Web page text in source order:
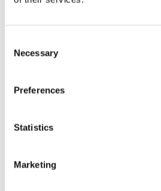
Selection
Necessary
Preferences
Statistics
Marketing
Storaffären: